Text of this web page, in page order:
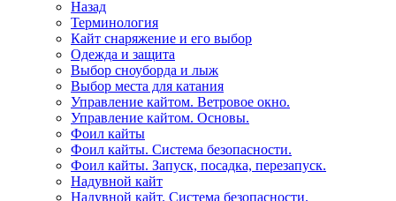
Назад
Терминология
Кайт снаряжение и его выбор
Одежда и защита
Выбор сноуборда и лыж
Выбор места для катания
Управление кайтом. Ветровое окно.
Управление кайтом. Основы.
Фоил кайты
Фоил кайты. Система безопасности.
Фоил кайты. Запуск, посадка, перезапуск.
Надувной кайт
Надувной кайт. Система безопасности.